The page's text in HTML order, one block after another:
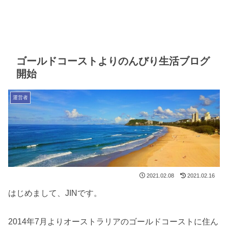
ゴールドコーストよりのんびり生活ブログ
開始
運営者
2021.02.08 2021.02.16
はじめまして、JINです。
2014年7月よりオーストラリアのゴールドコーストに住ん